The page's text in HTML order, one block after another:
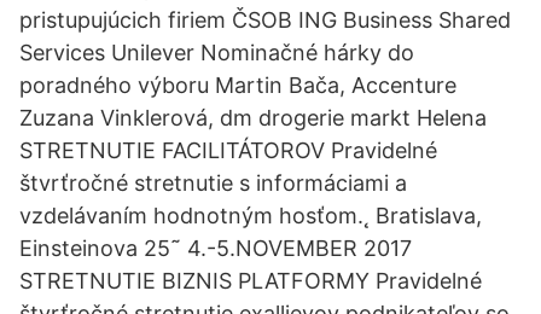
pristupujúcich firiem ČSOB ING Business Shared
Services Unilever Nominačné hárky do
poradného výboru Martin Bača, Accenture
Zuzana Vinklerová, dm drogerie markt Helena
STRETNUTIE FACILITÁTOROV Pravidelné
štvrťročné stretnutie s informáciami a
vzdelávaním hodnotným hosťom.˛ Bratislava,
Einsteinova 25˜ 4.-5.NOVEMBER 2017
STRETNUTIE BIZNIS PLATFORMY Pravidelné